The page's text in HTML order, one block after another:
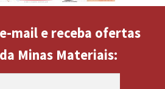
mail e receba ofertas
Minas Materiais: